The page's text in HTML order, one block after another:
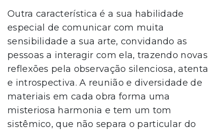
Outra característica é a sua habilidade
especial de comunicar com muita
sensibilidade a sua arte, convidando as
pessoas a interagir com ela, trazendo novas
reflexões pela observação silenciosa, atenta
e introspectiva. A reunião e diversidade de
materiais em cada obra forma uma
misteriosa harmonia e tem um tom
sistêmico, que não separa o particular do